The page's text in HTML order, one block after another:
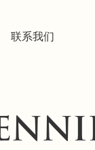
联系我们